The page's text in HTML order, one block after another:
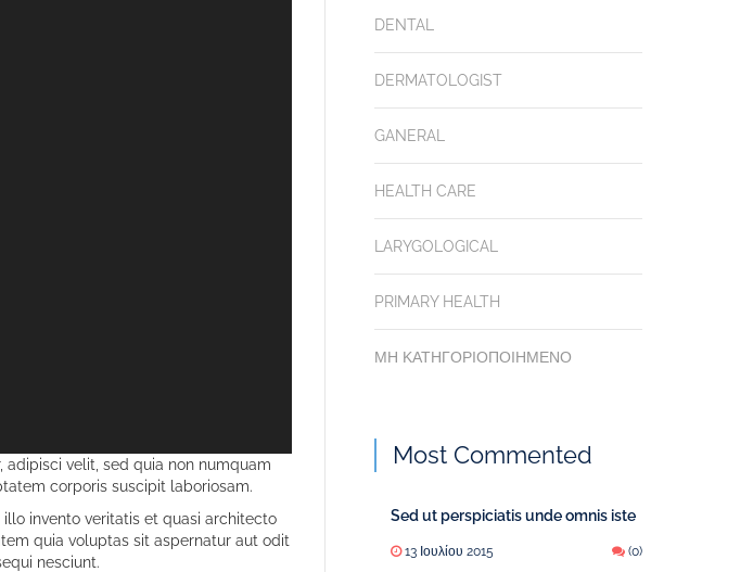
velit, sed quia non numquam
corporis suscipit laboriosam.
invento veritatis et quasi architecto
quia voluptas sit aspernatur aut odit
nesciunt.
DENTAL
DERMATOLOGIST
GANERAL
HEALTH CARE
LARYGOLOGICAL
PRIMARY HEALTH
ΜΗ ΚΑΤΗΓΟΡΙΟΠΟΙΗΜΈΝΟ
Most Commented
Sed ut perspiciatis unde omnis iste
13 Ιουλίου 2015 (0)